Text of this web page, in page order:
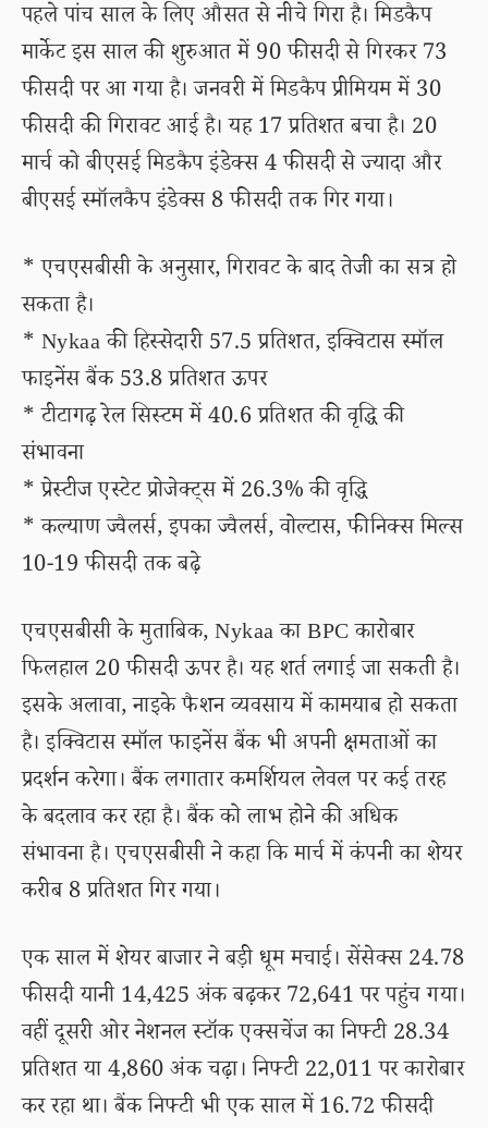
पहले पांच साल के लिए औसत से नीचे गिरा है। मिडकैप
मार्केट इस साल की शुरुआत में 90 फीसदी से गिरकर 73
फीसदी पर आ गया है। जनवरी में मिडकैप प्रीमियम में 30
फीसदी की गिरावट आई है। यह 17 प्रतिशत बचा है। 20
मार्च को बीएसई मिडकैप इंडेक्स 4 फीसदी से ज्यादा और
बीएसई स्मॉलकैप इंडेक्स 8 फीसदी तक गिर गया।
* एचएसबीसी के अनुसार, गिरावट के बाद तेजी का सत्र हो
सकता है।
* Nykaa की हिस्सेदारी 57.5 प्रतिशत, इक्विटास स्मॉल
फाइनेंस बैंक 53.8 प्रतिशत ऊपर
* टीटागढ़ रेल सिस्टम में 40.6 प्रतिशत की वृद्धि की
संभावना
* प्रेस्टीज एस्टेट प्रोजेक्ट्स में 26.3% की वृद्धि
* कल्याण ज्वैलर्स, इपका ज्वैलर्स, वोल्टास, फीनिक्स मिल्स
10-19 फीसदी तक बढ़े
एचएसबीसी के मुताबिक, Nykaa का BPC कारोबार
फिलहाल 20 फीसदी ऊपर है। यह शर्त लगाई जा सकती है।
इसके अलावा, नाइके फैशन व्यवसाय में कामयाब हो सकता
है। इक्विटास स्मॉल फाइनेंस बैंक भी अपनी क्षमताओं का
प्रदर्शन करेगा। बैंक लगातार कमर्शियल लेवल पर कई तरह
के बदलाव कर रहा है। बैंक को लाभ होने की अधिक
संभावना है। एचएसबीसी ने कहा कि मार्च में कंपनी का शेयर
करीब 8 प्रतिशत गिर गया।
एक साल में शेयर बाजार ने बड़ी धूम मचाई। सेंसेक्स 24.78
फीसदी यानी 14,425 अंक बढ़कर 72,641 पर पहुंच गया।
वहीं दूसरी ओर नेशनल स्टॉक एक्सचेंज का निफ्टी 28.34
प्रतिशत या 4,860 अंक चढ़ा। निफ्टी 22,011 पर कारोबार
कर रहा था। बैंक निफ्टी भी एक साल में 16.72 फीसदी